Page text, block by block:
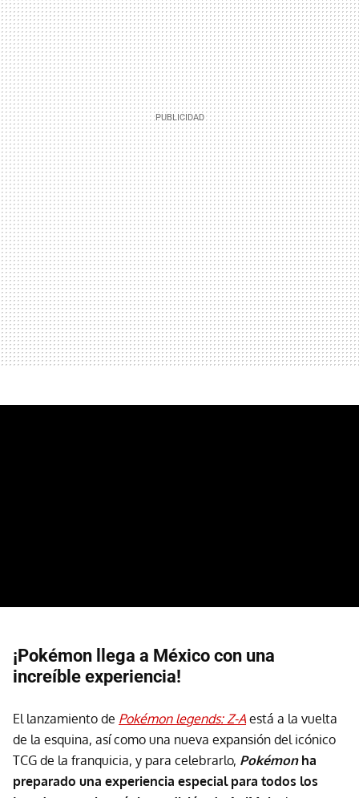
¡Pokémon llega a México con una
increíble experiencia!
El lanzamiento de Pokémon legends: Z-Aestá a la vuelta
de la esquina, así como una nueva expansión del icónico
TCG de la franquicia, y para celebrarlo, Pokémon ha
preparado una experiencia especial para todos los